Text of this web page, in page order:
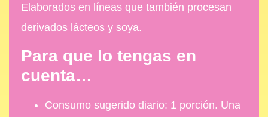
Elaborados en líneas que también procesan
derivados lácteos y soya.
Para que lo tengas en
cuenta…
Consumo sugerido diario: 1 porción. Una